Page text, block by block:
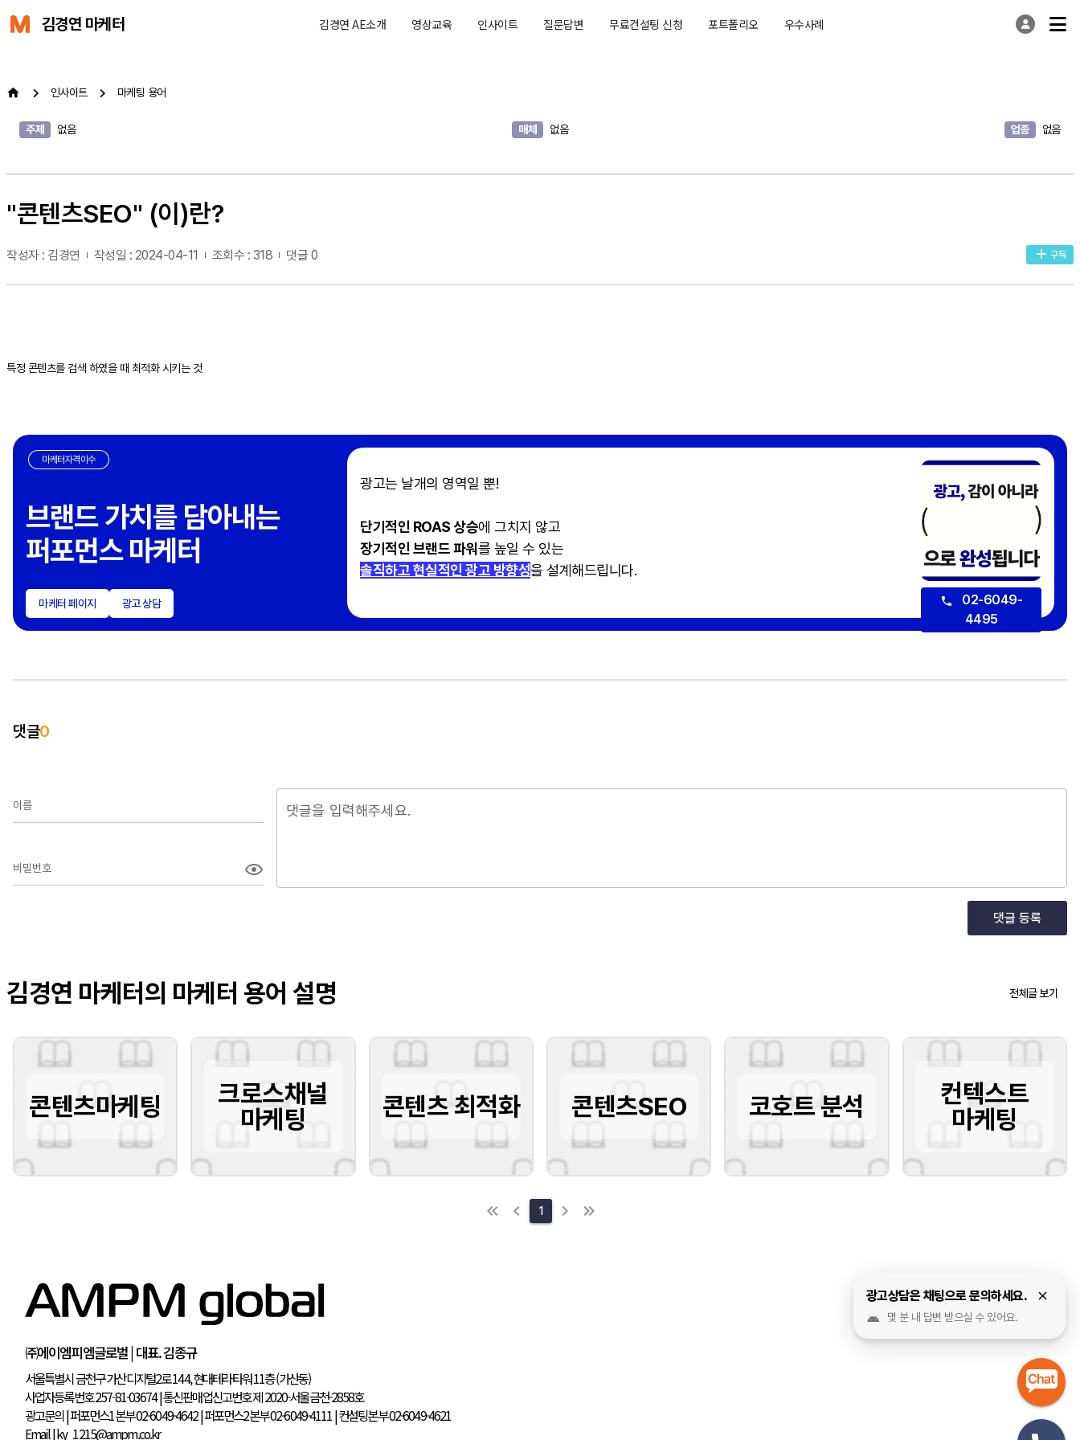
김경연 마케터 김경연 AE소개 영상교육 인사이트 질문답변 무료컨설팅 신청 포트폴리오 우수사례
인사이트 마케팅 용어
주제 없음 매체 없음 업종 없음
"콘텐츠SEO" (이)란?
작성자 : 김경연 작성일 : 2024-04-11 조회수 : 318 댓글 0 구독
특정 콘텐츠를 검색 하였을 때 최적화 시키는 것
마케터자격이수
브랜드 가치를 담아내는
퍼포먼스 마케터
마케터 페이지 광고 상담
광고는 날개의 영역일 뿐!
단기적인 ROAS 상승에 그치지 않고
장기적인 브랜드 파워를 높일 수 있는
솔직하고 현실적인 광고 방향성을 설계해드립니다.
02-6049-
4495
댓글0
이름
비밀번호
댓글 등록
김경연 마케터의 마케터 용어 설명 전체글 보기
콘텐츠마케팅
크로스채널
마케팅
콘텐츠 최적화 콘텐츠SEO 코호트 분석
컨텍스트
마케팅
1
광고상담은 채팅으로 문의하세요.
몇 분 내 답변 받으실 수 있어요.